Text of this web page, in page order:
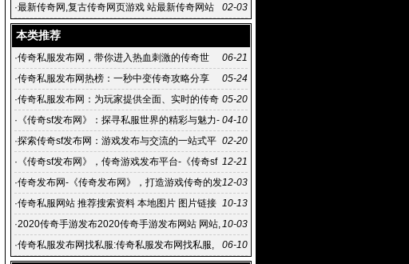
九九启用最新域名www
02-03
·最新传奇网,复古传奇网页游戏 站最新传奇网站
网页版网页传奇游戏排行榜(107)
本类推荐
06-21
·传奇私服发布网，带你进入热血刺激的传奇世
界！
05-24
·传奇私服发布网热榜：一秒中变传奇攻略分享
05-20
·传奇私服发布网：为玩家提供全面、实时的传奇
搜服体验
04-10
· 《传奇sf发布网》：探寻私服世界的精彩与魅力-
深入了解《传奇sf发布网》：私服玩家的首选平台02-20
·探索传奇sf发布网：游戏发布与交流的一站式平
台-传奇sf发布网：游戏发布与下载的便捷渠道
12-21
· 《传奇sf发布网》，传奇游戏发布平台-《传奇sf
发布网》，专注于传奇游戏的发布与更新
12-03
·传奇发布网-《传奇发布网》，打造游戏传奇的发
布与交流平台
10-13
·传奇私服网站 推荐搜索资料 本地图片 图片链接
提交
10-03
·2020传奇手游发布2020传奇手游发布网站 网站,
支持目前所有的主流登录器
06-10
·传奇私服发布网找私服:传奇私服发布网找私服,